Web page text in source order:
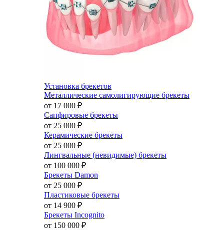
Установка брекетов
Металлические самолигирующие брекеты
от 17 000 ₽
Сапфировые брекеты
от 25 000 ₽
Керамические брекеты
от 25 000 ₽
Лингвальные (невидимые) брекеты
от 100 000 ₽
Брекеты Damon
от 25 000 ₽
Пластиковые брекеты
от 14 900 ₽
Брекеты Incognito
от 150 000 ₽